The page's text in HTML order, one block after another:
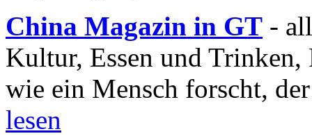
China Magazin in GT -
Kultur, Essen und
wie ein Mensch forscht,
lesen